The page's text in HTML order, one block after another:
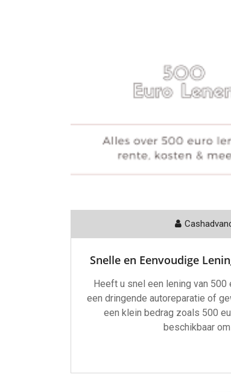
Snelle en Eenvoudige
Heeft u snel een lening van
een dringende autoreparatie of
een klein bedrag zoals 500
beschikbaar